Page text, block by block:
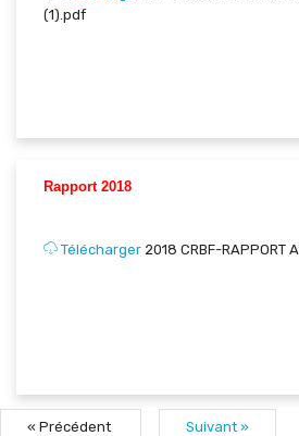
(1).pdf
Rapport 2018
Télécharger 2018 CRBF-RAPPORT
« Précédent Suivant »